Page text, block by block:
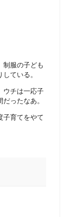
制服の子ども
ている。
ウチは一応子
ったなあ。
子育てをやて